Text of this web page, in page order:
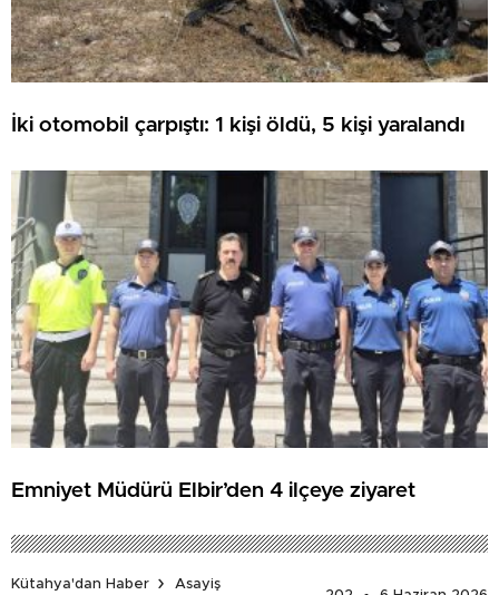
İki otomobil çarpıştı: 1 kişi öldü, 5 kişi yaralandı
Emniyet Müdürü Elbir’den 4 ilçeye ziyaret
Kütahya'dan Haber
Asayiş